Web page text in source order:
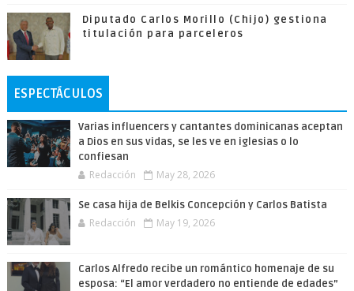
Diputado Carlos Morillo (Chijo) gestiona
titulación para parceleros
ESPECTÁCULOS
Varias influencers y cantantes dominicanas aceptan
a Dios en sus vidas, se les ve en iglesias o lo
confiesan
Redacción May 28, 2026
Se casa hija de Belkis Concepción y Carlos Batista
Redacción May 19, 2026
Carlos Alfredo recibe un romántico homenaje de su
esposa: “El amor verdadero no entiende de edades”